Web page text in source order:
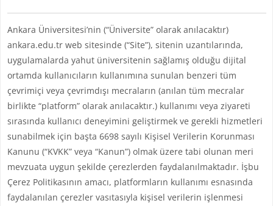
Ankara Üniversitesi’nin (“Üniversite” olarak anılacaktır)
ankara.edu.tr web sitesinde (“Site”), sitenin uzantılarında,
uygulamalarda yahut üniversitenin sağlamış olduğu dijital
ortamda kullanıcıların kullanımına sunulan benzeri tüm
çevrimiçi veya çevrimdışı mecraların (anılan tüm mecralar
birlikte “platform” olarak anılacaktır.) kullanımı veya ziyareti
sırasında kullanıcı deneyimini geliştirmek ve gerekli hizmetleri
sunabilmek için başta 6698 sayılı Kişisel Verilerin Korunması
Kanunu (“KVKK” veya “Kanun”) olmak üzere tabi olunan meri
mevzuata uygun şekilde çerezlerden faydalanılmaktadır. İşbu
Çerez Politikasının amacı, platformların kullanımı esnasında
faydalanılan çerezler vasıtasıyla kişisel verilerin işlenmesi